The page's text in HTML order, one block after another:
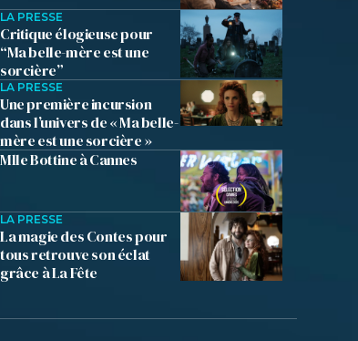
LA PRESSE
Critique élogieuse pour
“Ma belle-mère est une
sorcière”
LA PRESSE
Une première incursion
dans l’univers de « Ma belle-
mère est une sorcière »
Mlle Bottine à Cannes
LA PRESSE
La magie des Contes pour
tous retrouve son éclat
grâce à La Fête